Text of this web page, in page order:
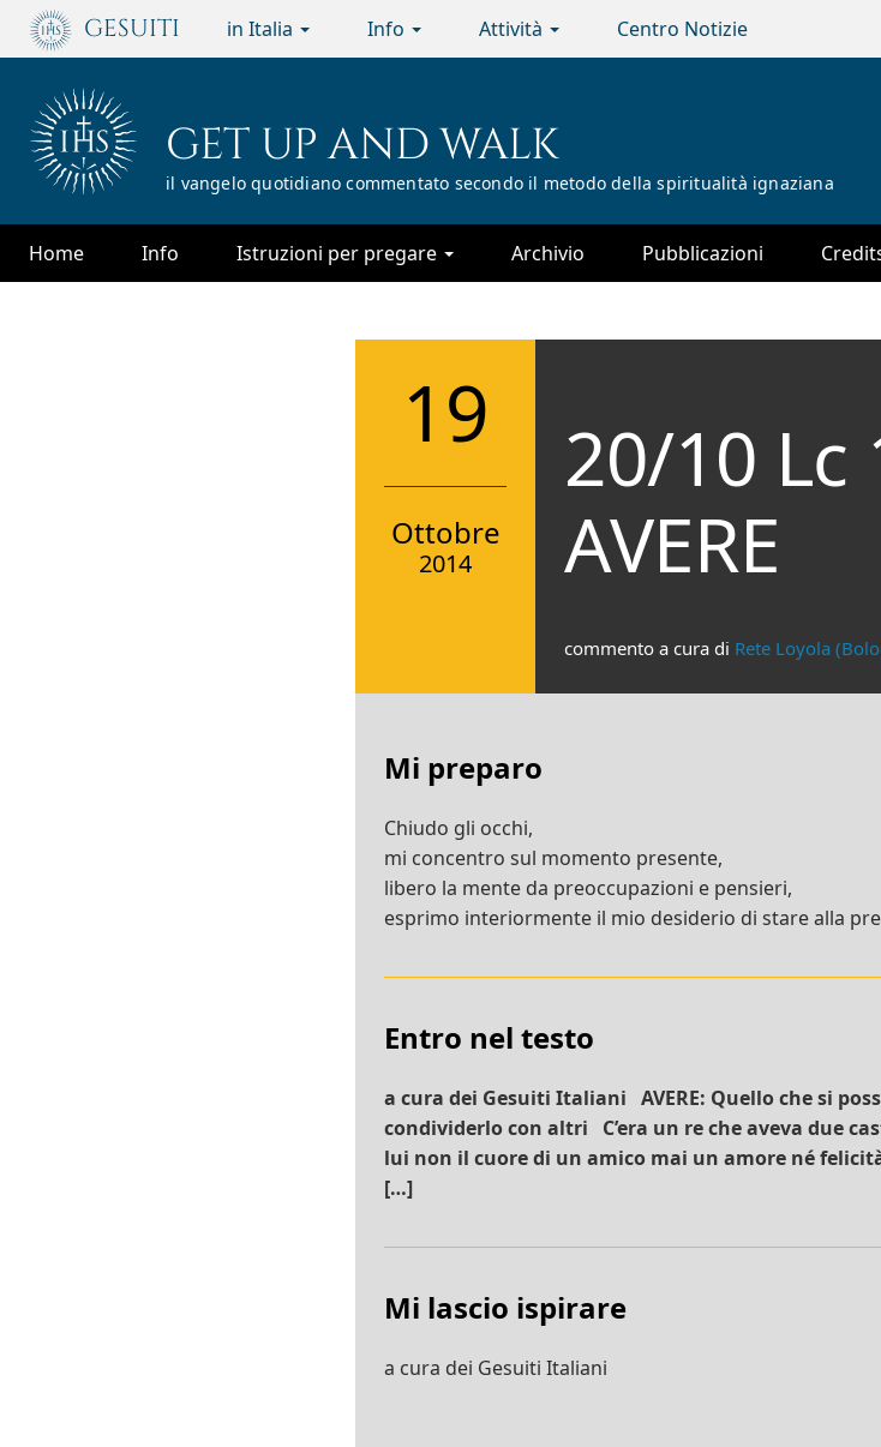
Passa
principale
GESUITI in Italia Info Attività Centro Notizie
GET UP AND WALK
il vangelo quotidiano commentato secondo il metodo della spiritualità ignaziana
Home Info Istruzioni per pregare Archivio Pubblicazioni
19
Ottobre
2014
20/10 Lc
AVERE
commento a cura di Rete Loyola
Mi preparo
Chiudo gli occhi,
mi concentro sul momento presente,
libero la mente da preoccupazioni e pensieri,
esprimo interiormente il mio desiderio di stare alla
Entro nel testo
a cura dei Gesuiti Italiani AVERE: Quello che si
condividerlo con altri C’era un re che aveva due
lui non il cuore di un amico mai un amore né
[…]
Mi lascio ispirare
a cura dei Gesuiti Italiani